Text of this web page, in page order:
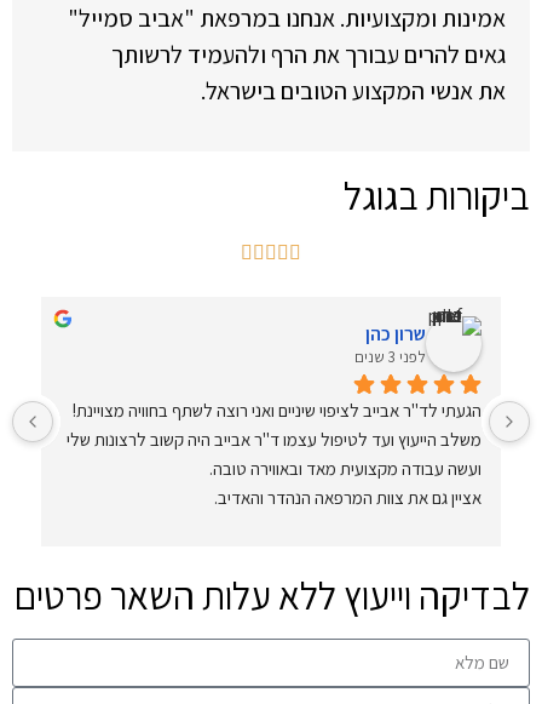
אמינות ומקצועיות. אנחנו במרפאת "אביב סמייל"
גאים להרים עבורך את הרף ולהעמיד לרשותך
את אנשי המקצוע הטובים בישראל.
ביקורות בגוגל





שרון כהן
לפני 3 שנים
הגעתי לד"ר אבייב לציפוי שיניים ואני רוצה לשתף בחוויה מצויינת!
ועשה עבודה מקצועית מאד ובאווירה טובה.
אציין גם את צוות המרפאה הנהדר והאדיב.
לבדיקה וייעוץ ללא עלות השאר פרטים